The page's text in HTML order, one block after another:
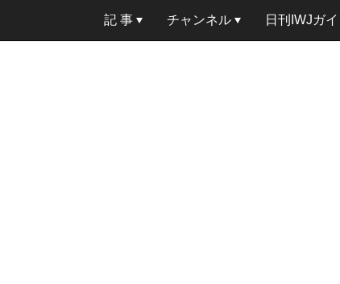
記 事 チャンネル 日刊IWJガ